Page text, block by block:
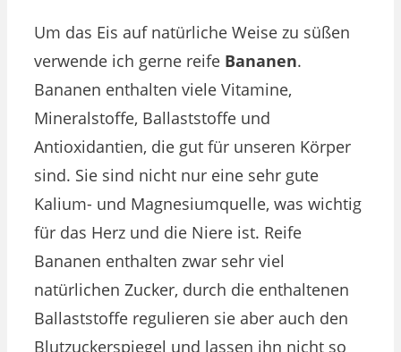
Um das Eis auf natürliche Weise zu süßen
verwende ich gerne reife Bananen.
Bananen enthalten viele Vitamine,
Mineralstoffe, Ballaststoffe und
Antioxidantien, die gut für unseren Körper
sind. Sie sind nicht nur eine sehr gute
Kalium- und Magnesiumquelle, was wichtig
für das Herz und die Niere ist. Reife
Bananen enthalten zwar sehr viel
natürlichen Zucker, durch die enthaltenen
Ballaststoffe regulieren sie aber auch den
Blutzuckerspiegel und lassen ihn nicht so